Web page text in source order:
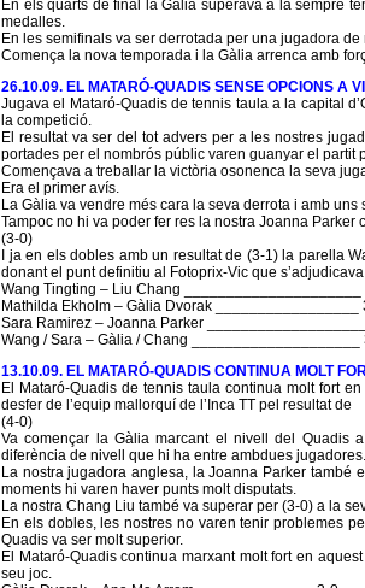
En els quarts de final la Gàlia superava a la sempre
medalles.
En les semifinals va ser derrotada per una jugadora
Comença la nova temporada i la Gàlia arrenca amb
26.10.09. EL MATARÓ-QUADIS SENSE OPCIONS A
Jugava el Mataró-Quadis de tennis taula a la capital
la competició.
El resultat va ser del tot advers per a les nostres
portades per el nombrós públic varen guanyar el
Començava a treballar la victòria osonenca la seva
Era el primer avís.
La Gàlia va vendre més cara la seva derrota i amb
Tampoc no hi va poder fer res la nostra Joanna
(3-0)
I ja en els dobles amb un resultat de (3-1) la parella
donant el punt definitiu al Fotoprix-Vic que
Wang Tingting – Liu Chang _____________________
Mathilda Ekholm – Gàlia Dvorak _________________
Sara Ramirez – Joanna Parker
Wang / Sara – Gàlia / Chang ____________________
13.10.09. EL MATARÓ-QUADIS CONTINUA MOLT
El Mataró-Quadis de tennis taula continua molt fort
desfer de l’equip mallorquí de l’Inca TT pel resultat de
(4-0)
Va començar la Gàlia marcant el nivell del Quadis
diferència de nivell que hi ha entre ambdues jugadores.
La nostra jugadora anglesa, la Joanna Parker també
moments hi varen haver punts molt disputats.
La nostra Chang Liu també va superar per (3-0) a la
En els dobles, les nostres no varen tenir problemes
Quadis va ser molt superior.
El Mataró-Quadis continua marxant molt fort en
seu joc.